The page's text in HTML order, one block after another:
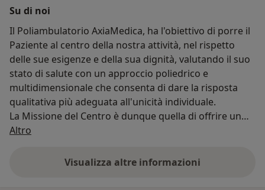
Su di noi
Il Poliambulatorio AxiaMedica, ha l'obiettivo di porre il
Paziente al centro della nostra attività, nel rispetto
delle sue esigenze e della sua dignità, valutando il suo
stato di salute con un approccio poliedrico e
multidimensionale che consenta di dare la risposta
qualitativa più adeguata all'unicità individuale.
La Missione del Centro è dunque quella di offrire un
Servizio Medico di valore, accurato e rapido che possa
comprensione delle necessità dei nostri pazienti.
Altro
Visualizza altre informazioni